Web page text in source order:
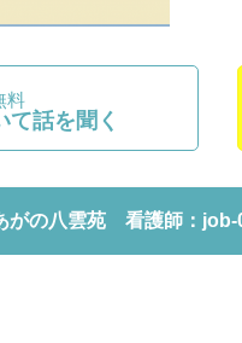
料
て話を聞く
がの八雲苑 看護師：job-